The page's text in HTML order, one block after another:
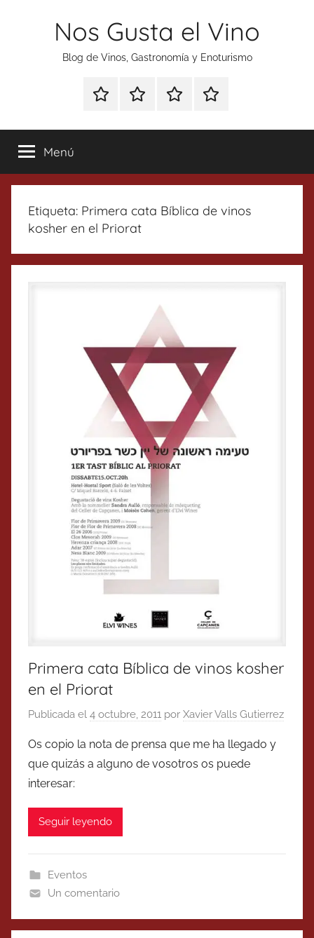
Nos Gusta el Vino
Blog de Vinos, Gastronomía y Enoturismo
Especial
Tonics
Enoturismo
Gastronomía
RankingContacto
Menú
Etiqueta: Primera cata Bíblica de vinos
kosher en el Priorat
Primera cata Bíblica de vinos kosher
en el Priorat
Publicada el 4 octubre, 2011 por Xavier Valls Gutierrez
Os copio la nota de prensa que me ha llegado y
que quizás a alguno de vosotros os puede
interesar:
Seguir leyendo
Eventos
Un comentario